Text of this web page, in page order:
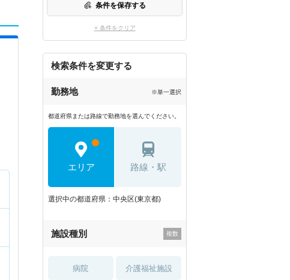
条件を保存する
× 条件をクリア
検索条件を変更する
勤務地 ※単一選択
都道府県または路線で勤務地を選んでください。
エリア 路線・駅
選択中の都道府県：中央区(東京都)
施設種別
病院 介護福祉施設